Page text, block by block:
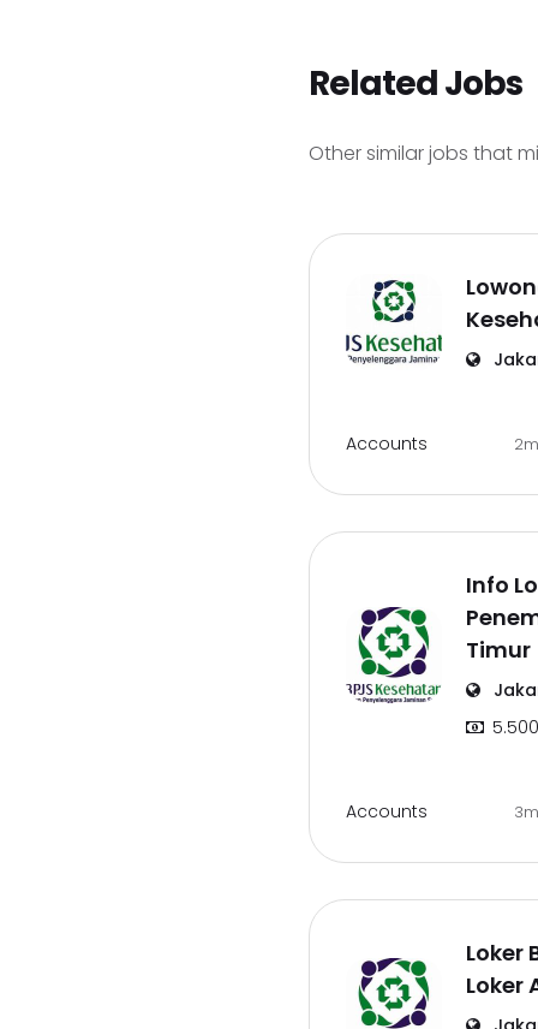
Related Jobs
Other similar jobs that
Accounts
Info
Timur
Accounts
Loker
Loker